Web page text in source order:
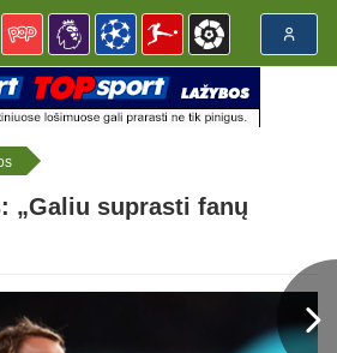
„Galiu suprasti fanų